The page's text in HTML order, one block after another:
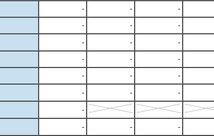
- - -
- - -
- - -
- - -
- - -
- - -
-
- - -